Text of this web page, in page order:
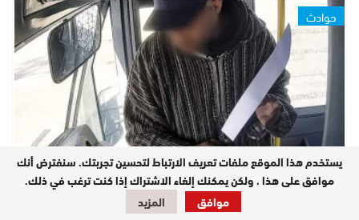
حوادث
يستخدم هذا الموقع ملفات تعريف الارتباط لتحسين تجربتك. سنفترض أنك
موافق على هذا ، ولكن يمكنك إلغاء الاشتراك إذا كنت ترغب في ذلك.
موافق
المزيد